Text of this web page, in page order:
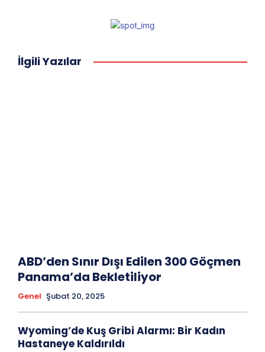
İlgili Yazılar
ABD’den Sınır Dışı Edilen 300 Göçmen
Panama’da Bekletiliyor
Genel Şubat 20, 2025
Wyoming’de Kuş Gribi Alarmı: Bir Kadın
Hastaneye Kaldırıldı